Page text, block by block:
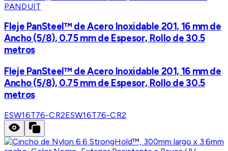
PANDUIT
Fleje PanSteel™ de Acero Inoxidable 201, 16 mm de
Ancho (5/8), 0.75 mm de Espesor, Rollo de 30.5
metros
Fleje PanSteel™ de Acero Inoxidable 201, 16 mm de
Ancho (5/8), 0.75 mm de Espesor, Rollo de 30.5
metros
ESW16T76-CR2ESW16T76-CR2